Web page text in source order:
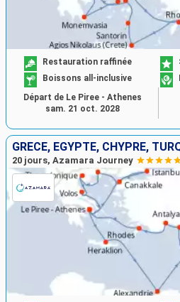
Restauration raffinée
Boissons all-inclusive
Départ de Le Piree - Athenes
sam. 21 oct. 2028
GRÈCE, EGYPTE, CHYPRE,
20 jours, Azamara Journey